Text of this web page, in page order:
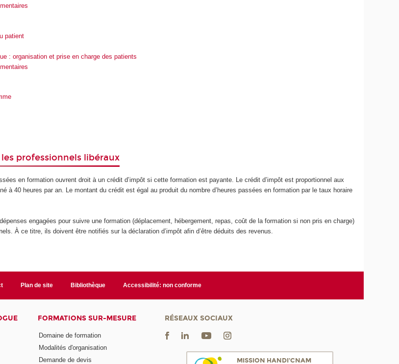
patient
: organisation et prise en charge des patients
professionnels libéraux
en formation ouvrent droit à un crédit d’impôt si cette formation est payante. Le crédit d’impôt est proportionnel aux
à 40 heures par an. Le montant du crédit est égal au produit du nombre d’heures passées en formation par le taux horaire
engagées pour suivre une formation (déplacement, hébergement, repas, coût de la formation si non pris en charge)
À ce titre, ils doivent être notifiés sur la déclaration d’impôt afin d’être déduits des revenus.
Plan de site Bibliothèque Accessibilité: non conforme
FORMATIONS SUR-MESURE
Domaine de formation
Modalités d'organisation
Demande de devis
RÉSEAUX SOCIAUX
MISSION HANDI'CNAM